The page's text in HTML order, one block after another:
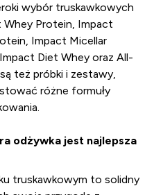
wybór truskawkowych
Whey Protein, Impact
Impact Micellar
Diet Whey oraz All-
też próbki i zestawy,
różne formuły
odżywka jest najlepsza
truskawkowym to solidny